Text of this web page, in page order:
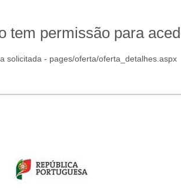
tem permissão para
solicitada - pages/oferta/oferta_detalhes.aspx